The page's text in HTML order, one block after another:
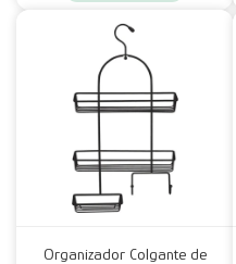
Organizador Colgante de